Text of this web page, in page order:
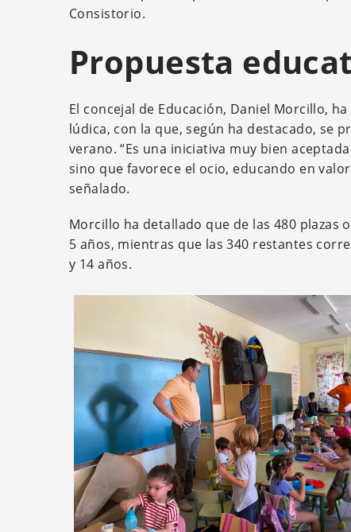
Consistorio.
Propuesta
El concejal de Educación, Daniel Morcillo,
lúdica, con la que, según ha destacado, se
verano. “Es una iniciativa muy bien
sino que favorece el ocio, educando en
señalado.
Morcillo ha detallado que de las 480 plazas
5 años, mientras que las 340 restantes
y 14 años.